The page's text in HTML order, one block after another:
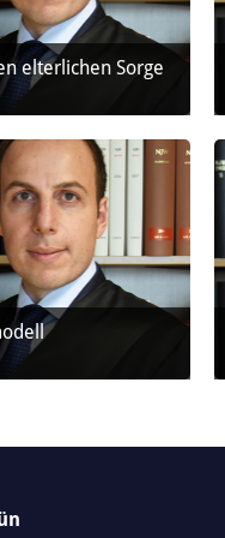
elterlichen Sorge